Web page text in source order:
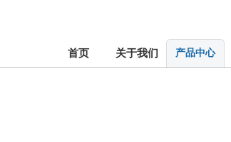
首页 关于我们 产品中心